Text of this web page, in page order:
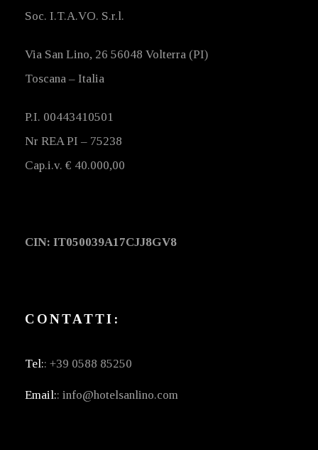
Soc. I.T.A.VO. S.r.l.
Via San Lino, 26 56048 Volterra (PI)
Toscana – Italia
P.I. 00443410501
Nr REA PI – 75238
Cap.i.v. € 40.000,00
CIN: IT050039A17CJJ8GV8
CONTATTI:
Tel:: +39 0588 85250
Email:: info@hotelsanlino.com